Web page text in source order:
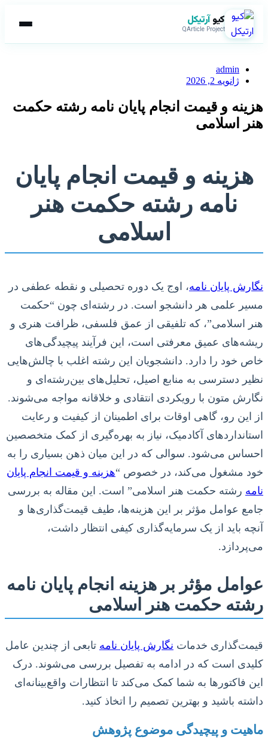
کیوآرتیکل
QArticle Project
admin
ژانویه 2, 2026
هزینه و قیمت انجام پایان نامه رشته حکمت
هنر اسلامی
هزینه و قیمت انجام پایان
نامه رشته حکمت هنر
اسلامی
نگارش پایان نامه، اوج یک دوره تحصیلی و نقطه عطفی در
مسیر علمی هر دانشجو است. در رشته‌ای چون “حکمت
هنر اسلامی”، که تلفیقی از عمق فلسفی، ظرافت هنری و
ریشه‌های عمیق معرفتی است، این فرآیند پیچیدگی‌های
خاص خود را دارد. دانشجویان این رشته اغلب با چالش‌هایی
نظیر دسترسی به منابع اصیل، تحلیل‌های بین‌رشته‌ای و
نگارش متون با رویکردی انتقادی و خلاقانه مواجه می‌شوند.
از این رو، گاهی اوقات برای اطمینان از کیفیت و رعایت
استانداردهای آکادمیک، نیاز به بهره‌گیری از کمک متخصصین
احساس می‌شود. سوالی که در این میان ذهن بسیاری را به
خود مشغول می‌کند، در خصوص “هزینه و قیمت انجام پایان
نامه رشته حکمت هنر اسلامی” است. این مقاله به بررسی
جامع عوامل مؤثر بر این هزینه‌ها، طیف قیمت‌گذاری‌ها و
آنچه باید از یک سرمایه‌گذاری کیفی انتظار داشت،
می‌پردازد.
عوامل مؤثر بر هزینه انجام پایان نامه
رشته حکمت هنر اسلامی
قیمت‌گذاری خدمات نگارش پایان نامه تابعی از چندین عامل
کلیدی است که در ادامه به تفصیل بررسی می‌شوند. درک
این فاکتورها به شما کمک می‌کند تا انتظارات واقع‌بینانه‌ای
داشته باشید و بهترین تصمیم را اتخاذ کنید.
ماهیت و پیچیدگی موضوع پژوهش